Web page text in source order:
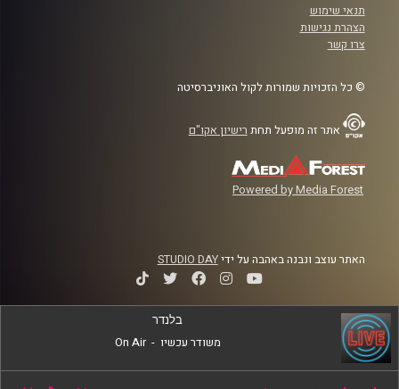
תנאי שימוש
הצהרת נגישות
צרו קשר
© כל הזכויות שמורות לקול האוניברסיטה
אתר זה מופעל תחת רישיון אקו"ם
Powered by Media Forest
האתר עוצב ונבנה באהבה על ידיSTUDIO DAY
בלנדר
משודר עכשיו -
On Air